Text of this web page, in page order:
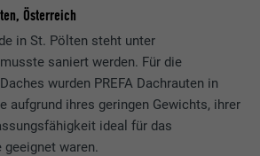
Österreich
in St. Pölten steht unter
saniert werden. Für die
wurden PREFA Dachrauten in
aufgrund ihres geringen Gewichts, ihrer
ideal für das
waren.